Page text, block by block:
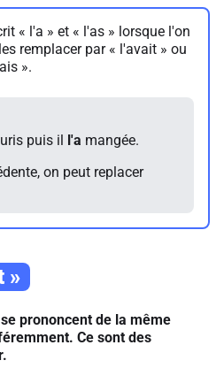
« l'a » et « l'as » lorsque l'on
remplacer par « l'avait » ou
».
puis il l'a mangée.
on peut replacer
»
prononcent de la même
Ce sont des